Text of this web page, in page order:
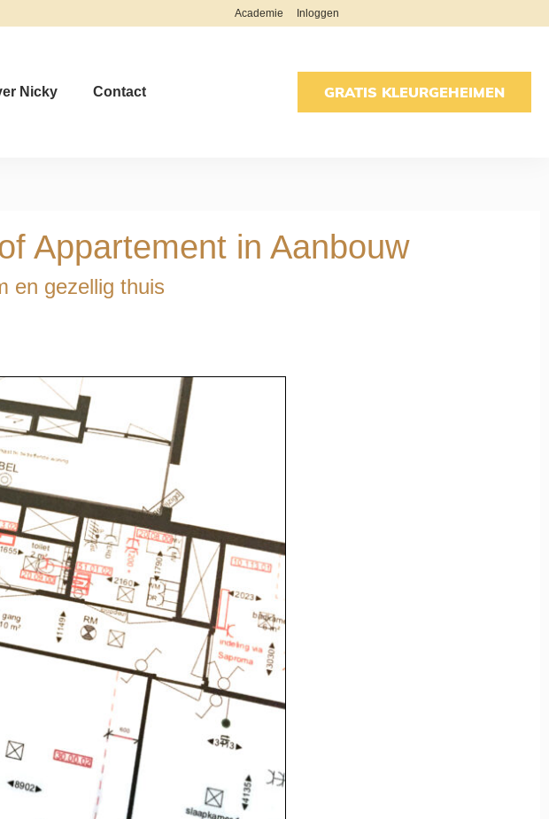
Academie Inloggen
Nicky Contact GRATIS KLEURGEHEIMEN
Appartement in Aanbouw
en gezellig thuis